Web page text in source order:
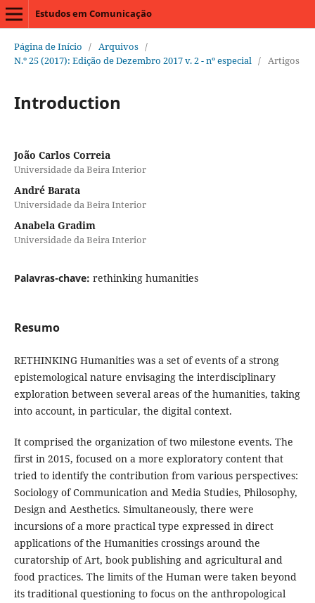
Estudos em Comunicação
Página de Início / Arquivos /
N.º 25 (2017): Edição de Dezembro 2017 v. 2 - nº especial / Artigos
Introduction
João Carlos Correia
Universidade da Beira Interior
André Barata
Universidade da Beira Interior
Anabela Gradim
Universidade da Beira Interior
Palavras-chave: rethinking humanities
Resumo
RETHINKING Humanities was a set of events of a strong
epistemological nature envisaging the interdisciplinary
exploration between several areas of the humanities, taking
into account, in particular, the digital context.
It comprised the organization of two milestone events. The
first in 2015, focused on a more exploratory content that
tried to identify the contribution from various perspectives:
Sociology of Communication and Media Studies, Philosophy,
Design and Aesthetics. Simultaneously, there were
incursions of a more practical type expressed in direct
applications of the Humanities crossings around the
curatorship of Art, book publishing and agricultural and
food practices. The limits of the Human were taken beyond
its traditional questioning to focus on the anthropological